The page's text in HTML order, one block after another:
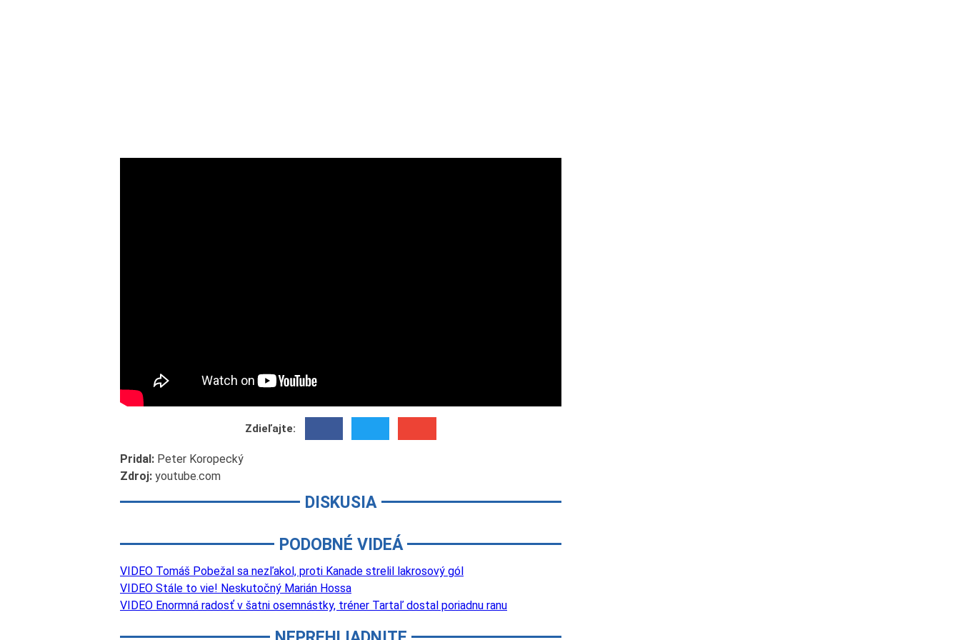
Zdieľajte:
Pridal: Peter Koropecký
Zdroj: youtube.com
DISKUSIA
PODOBNÉ VIDEÁ
VIDEO Tomáš Pobežal sa nezľakol, proti Kanade strelil lakrosový gól
VIDEO Stále to vie! Neskutočný Marián Hossa
VIDEO Enormná radosť v šatni osemnástky, tréner Tartaľ dostal poriadnu ranu